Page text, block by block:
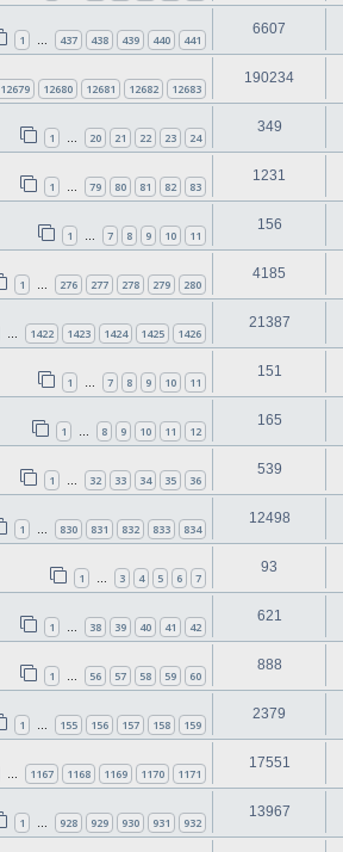
1 … 437 438 439 440 441
6607
12679 12680 12681 12682 12683
190234
1 … 20 21 22 23 24
349
1 … 79 80 81 82 83
1231
1 … 7 8 9 10 11
156
1 … 276 277 278 279 280
4185
… 1422 1423 1424 1425 1426
21387
1 … 7 8 9 10 11
151
1 … 8 9 10 11 12
165
1 … 32 33 34 35 36
539
1 … 830 831 832 833 834
12498
1 … 3 4 5 6 7
93
1 … 38 39 40 41 42
621
1 … 56 57 58 59 60
888
1 … 155 156 157 158 159
2379
… 1167 1168 1169 1170 1171
17551
1 … 928 929 930 931 932
13967